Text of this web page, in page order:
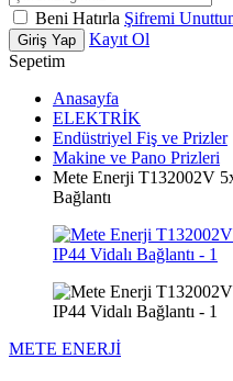
Beni Hatırla Şifremi
Giriş Yap
Kayıt Ol
Sepetim
Anasayfa
ELEKTRİK
Endüstriyel Fiş ve Prizler
Makine ve Pano Prizleri
Mete Enerji T132002V
Bağlantı
METE ENERJİ